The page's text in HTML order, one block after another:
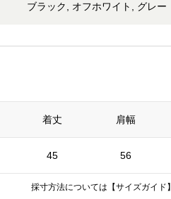
ブラック, オフホワイト, グレー
着丈 肩幅
45 56
採寸方法については 【サイズガイド】